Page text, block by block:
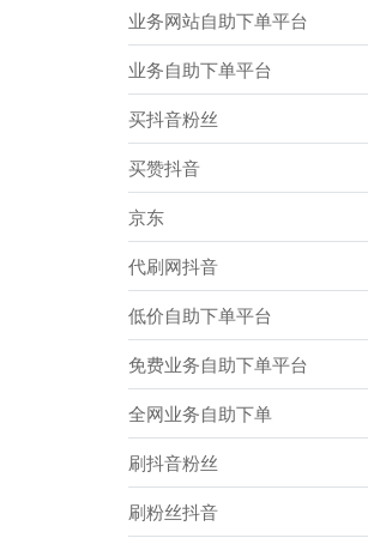
业务网站自助下单平台
业务自助下单平台
买抖音粉丝
买赞抖音
京东
代刷网抖音
低价自助下单平台
免费业务自助下单平台
全网业务自助下单
刷抖音粉丝
刷粉丝抖音